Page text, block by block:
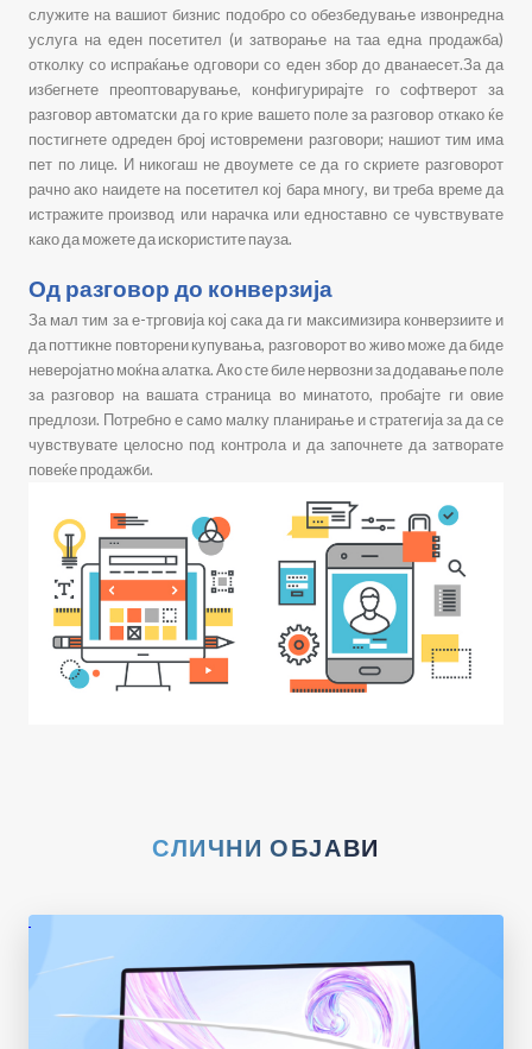
служите на вашиот бизнис подобро со обезбедување извонредна
услуга на еден посетител (и затворање на таа една продажба)
отколку со испраќање одговори со еден збор до дванаесет.За да
избегнете преоптоварување, конфигурирајте го софтверот за
разговор автоматски да го крие вашето поле за разговор откако ќе
постигнете одреден број истовремени разговори; нашиот тим има
пет по лице. И никогаш не двоумете се да го скриете разговорот
рачно ако наидете на посетител кој бара многу, ви треба време да
истражите производ или нарачка или едноставно се чувствувате
како да можете да искористите пауза.
Од разговор до конверзија
За мал тим за е-трговија кој сака да ги максимизира конверзиите и
да поттикне повторени купувања, разговорот во живо може да биде
неверојатно моќна алатка. Ако сте биле нервозни за додавање поле
за разговор на вашата страница во минатото, пробајте ги овие
предлози. Потребно е само малку планирање и стратегија за да се
чувствувате целосно под контрола и да започнете да затворате
повеќе продажби.
СЛИЧНИ ОБЈАВИ